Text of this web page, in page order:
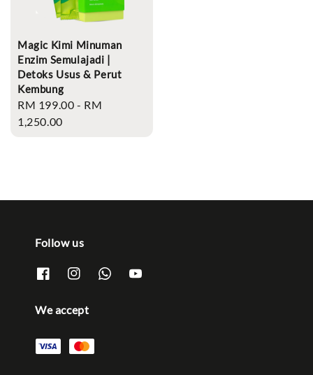
Magic Kimi Minuman
Enzim Semulajadi |
Detoks Usus & Perut
Kembung
Regular
price
RM 199.00 - RM
1,250.00
Follow us
We accept